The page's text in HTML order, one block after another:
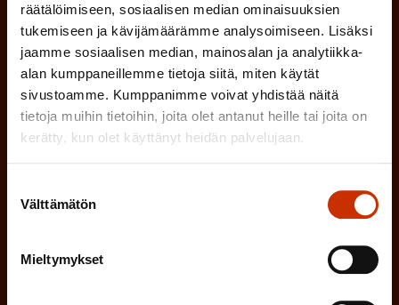
räätälöimiseen, sosiaalisen median ominaisuuksien
tukemiseen ja kävijämäärämme analysoimiseen. Lisäksi
jaamme sosiaalisen median, mainosalan ja analytiikka-
alan kumppaneillemme tietoja siitä, miten käytät
sivustoamme. Kumppanimme voivat yhdistää näitä
tietoja muihin tietoihin, joita olet antanut heille tai joita on
kerätty, kun olet käyttänyt heidän palvelujaan.
valinta
Välttämätön
Mieltymykset
a
k
o
l
l
SUOMI RUOTSI
Hyväksyn tietojeni tallentamisen ja käsittelyn
SAK:n viestintärekisterinmukaisesti *
k